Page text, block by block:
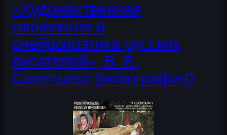
«Художественная
гипнология и
онейропоэтика русских
писателей», В. В.
Савельева (монография)